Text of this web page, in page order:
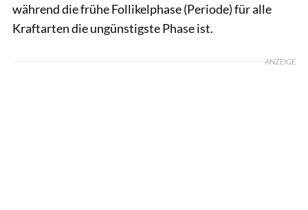
während die frühe Follikelphase (Periode) für alle
Kraftarten die ungünstigste Phase ist.
ANZEIGE